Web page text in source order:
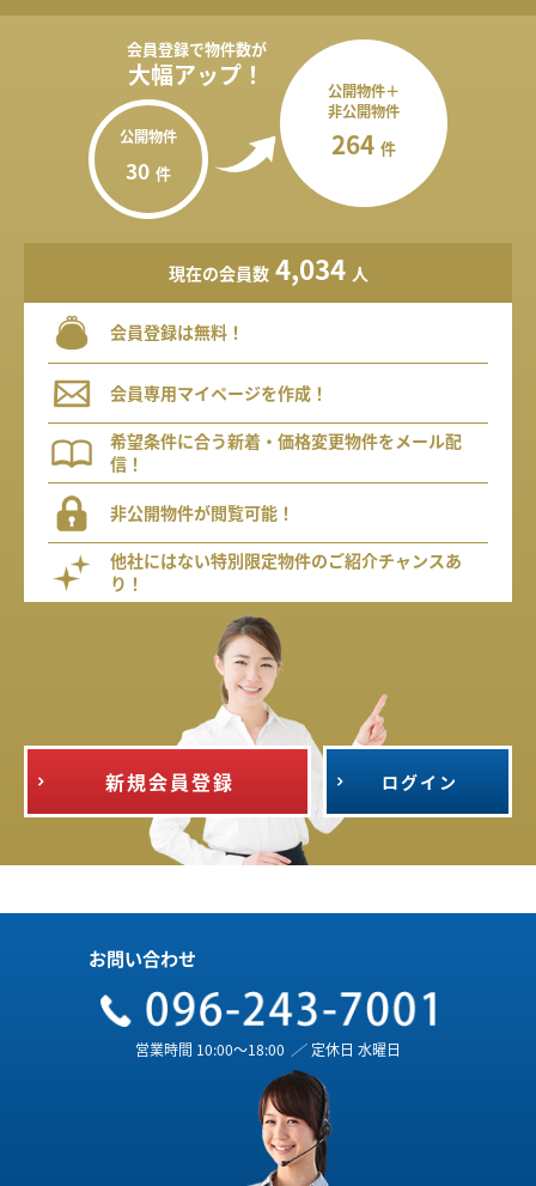
会員登録で物件数が
大幅アップ！
公開物件
30 件
公開物件＋
非公開物件
264 件
現在の会員数 4,034 人
会員登録は無料！
会員専用マイページを作成！
希望条件に合う新着・価格変更物件をメール配
信！
非公開物件が閲覧可能！
他社にはない特別限定物件のご紹介チャンスあ
り！
新規会員登録 ログイン
お問い合わせ
営業時間 10:00～18:00 ／ 定休日 水曜日